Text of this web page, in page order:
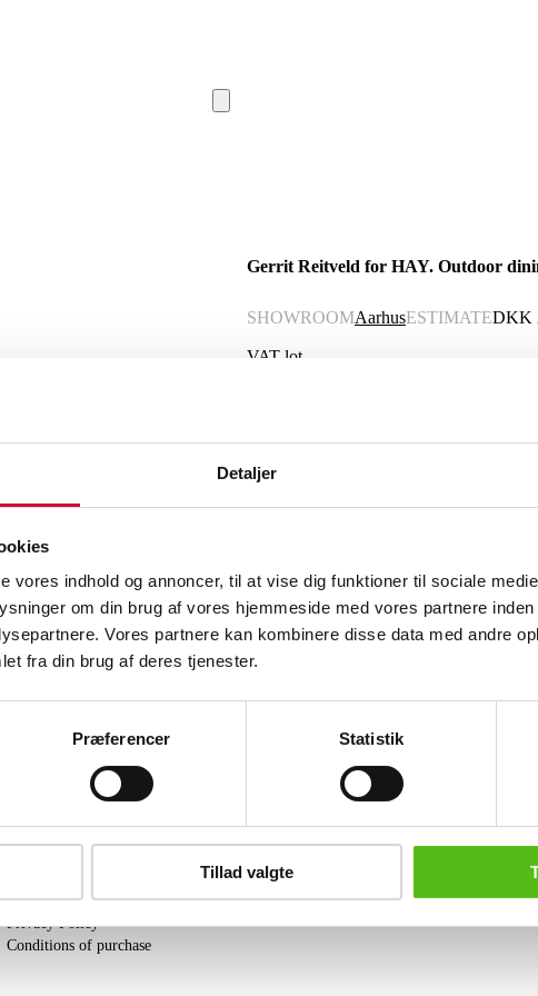
Detaljer
vores indhold og annoncer, til at vise dig funktioner til sociale
om din brug af vores hjemmeside med vores partnere
Vores partnere kan kombinere disse data med andre
fra din brug af deres tjenester.
Præferencer Statistik
Tillad valgte
Gerrit Reitveld for HAY. Outdoor
SHOWROOMAarhusESTIMATEDKK
VAT lot
Gerrit Reitveld for HAY. Outdoor dining
74.5 cm. Designed in 1934. Manufactured
collaboration, for both indoor and outdoor
Similar lots
Pick-up
Privacy Policy
Conditions of purchase